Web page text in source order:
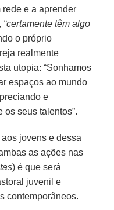
rede e a aprender
“certamente têm algo
o próprio
realmente
utopia: “Sonhamos
espaços ao mundo
e
seus talentos”.
jovens e dessa
as ações nas
) é que será
juvenil e
contemporâneos.